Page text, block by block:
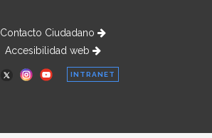
Contacto Ciudadano
Accesibilidad web
INTRANET